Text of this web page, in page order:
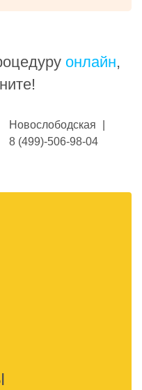
онлайн,
Новослободская
8 (499)-506-98-04